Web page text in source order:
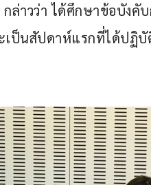
ล่าวว่า ได้ศึกษาข้อบัง
เป็นสัปดาห์แรกที่ได้ปฏิ